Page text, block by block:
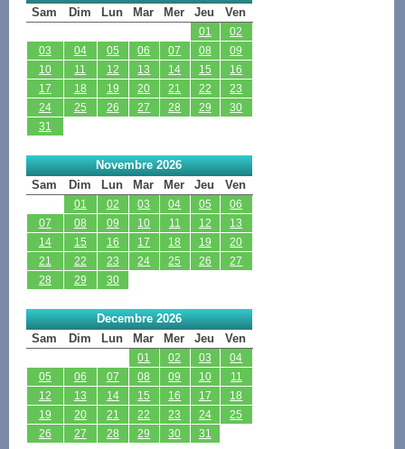
Sam
Dim Lun Mar Mer Jeu Ven
01
02
03
04 05 06 07 08
09
10
11 12 13 14 15
16
17
18 19 20 21 22
23
24
25 26 27 28 29
30
31
Novembre 2026
Sam
Dim Lun Mar Mer Jeu Ven
01 02 03 04 05
06
07
08 09 10 11 12
13
14
15 16 17 18 19
20
21
22 23 24 25 26
27
28
29 30
Decembre 2026
Sam
Dim Lun Mar Mer Jeu Ven
01 02 03
04
05
06 07 08 09 10
11
12
13 14 15 16 17
18
19
20 21 22 23 24
25
26
27 28 29 30 31